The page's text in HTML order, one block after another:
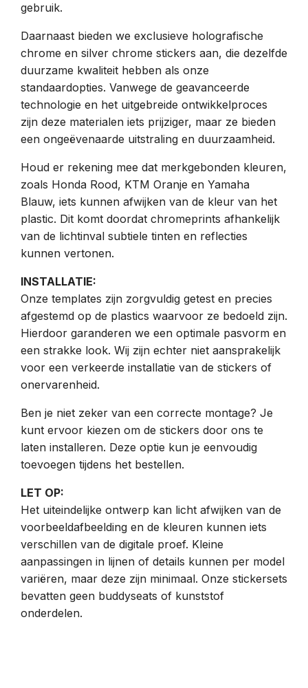
gebruik.
Daarnaast bieden we exclusieve holografische
chrome en silver chrome stickers aan, die dezelfde
duurzame kwaliteit hebben als onze
standaardopties. Vanwege de geavanceerde
technologie en het uitgebreide ontwikkelproces
zijn deze materialen iets prijziger, maar ze bieden
een ongeëvenaarde uitstraling en duurzaamheid.
Houd er rekening mee dat merkgebonden kleuren,
zoals Honda Rood, KTM Oranje en Yamaha
Blauw, iets kunnen afwijken van de kleur van het
plastic. Dit komt doordat chromeprints afhankelijk
van de lichtinval subtiele tinten en reflecties
kunnen vertonen.
INSTALLATIE:
Onze templates zijn zorgvuldig getest en precies
afgestemd op de plastics waarvoor ze bedoeld zijn.
Hierdoor garanderen we een optimale pasvorm en
een strakke look. Wij zijn echter niet aansprakelijk
voor een verkeerde installatie van de stickers of
onervarenheid.
Ben je niet zeker van een correcte montage? Je
kunt ervoor kiezen om de stickers door ons te
laten installeren. Deze optie kun je eenvoudig
toevoegen tijdens het bestellen.
LET OP:
Het uiteindelijke ontwerp kan licht afwijken van de
voorbeeldafbeelding en de kleuren kunnen iets
verschillen van de digitale proef. Kleine
aanpassingen in lijnen of details kunnen per model
variëren, maar deze zijn minimaal. Onze stickersets
bevatten geen buddyseats of kunststof
onderdelen.